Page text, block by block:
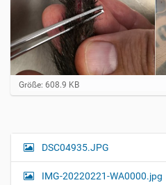
Z
e
e
Größe: 608.9 KB
N
DSC04935.JPG
IMG-20220221-WA0000.jpg